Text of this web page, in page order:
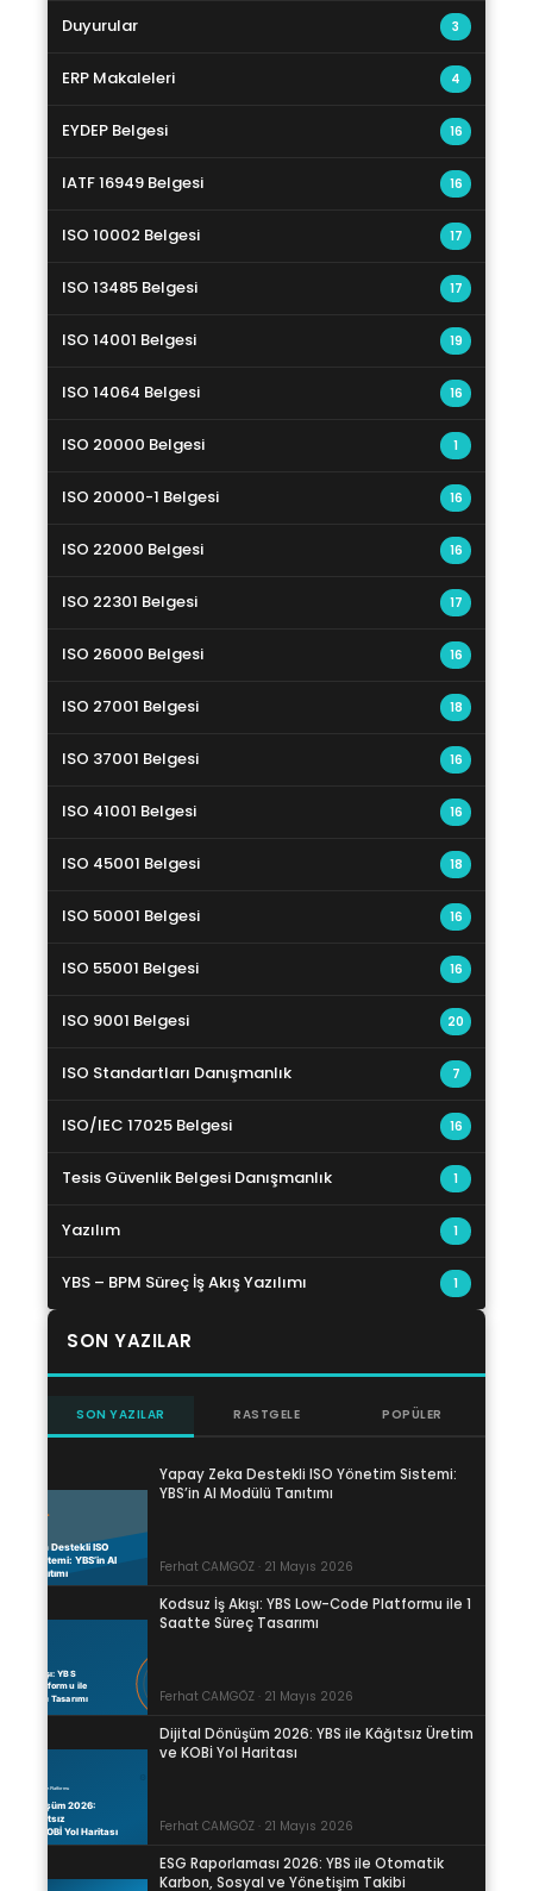
Duyurular 3
ERP Makaleleri 4
EYDEP Belgesi 16
IATF 16949 Belgesi 16
ISO 10002 Belgesi 17
ISO 13485 Belgesi 17
ISO 14001 Belgesi 19
ISO 14064 Belgesi 16
ISO 20000 Belgesi 1
ISO 20000-1 Belgesi 16
ISO 22000 Belgesi 16
ISO 22301 Belgesi 17
ISO 26000 Belgesi 16
ISO 27001 Belgesi 18
ISO 37001 Belgesi 16
ISO 41001 Belgesi 16
ISO 45001 Belgesi 18
ISO 50001 Belgesi 16
ISO 55001 Belgesi 16
ISO 9001 Belgesi 20
ISO Standartları Danışmanlık 7
ISO/IEC 17025 Belgesi 16
Tesis Güvenlik Belgesi Danışmanlık 1
Yazılım 1
YBS – BPM Süreç İş Akış Yazılımı 1
SON YAZILAR
SON YAZILAR RASTGELE POPÜLER
Yapay Zeka Destekli ISO Yönetim Sistemi:
YBS’in AI Modülü Tanıtımı
Ferhat CAMGÖZ · 21 Mayıs 2026
Kodsuz İş Akışı: YBS Low-Code Platformu ile 1
Saatte Süreç Tasarımı
Ferhat CAMGÖZ · 21 Mayıs 2026
Dijital Dönüşüm 2026: YBS ile Kâğıtsız Üretim
ve KOBİ Yol Haritası
Ferhat CAMGÖZ · 21 Mayıs 2026
ESG Raporlaması 2026: YBS ile Otomatik
Karbon, Sosyal ve Yönetişim Takibi